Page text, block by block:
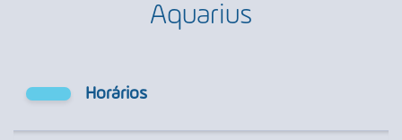
Aquarius
Horários